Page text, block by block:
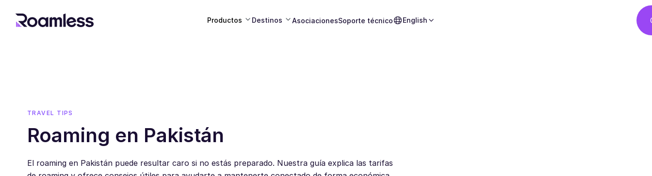
Productos Destinos AsociacionesSoporte técnico English
TRAVEL TIPS
Roaming en Pakistán
El roaming en Pakistán puede resultar caro si no estás preparado. Nuestra guía explica las tarifas